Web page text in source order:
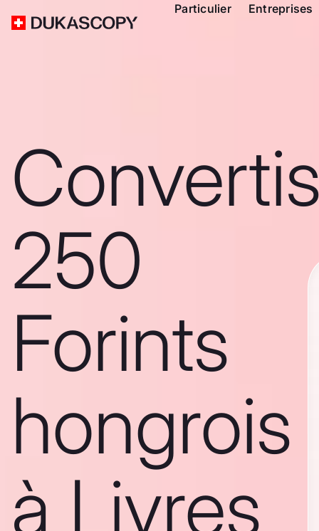
Particulier Entreprises
250
Forints
hongrois
à Livres